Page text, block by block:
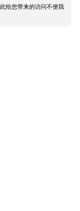
给您带来的访问不便我